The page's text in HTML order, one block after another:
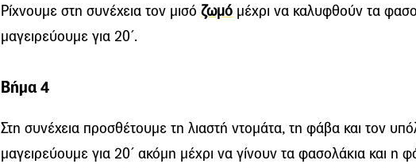
Ρίχνουμε στη συνέχεια τον μισό ζωμό μέχρι να καλυφθούν τα
μαγειρεύουμε για 20΄.
Βήμα 4
Στη συνέχεια προσθέτουμε τη λιαστή ντομάτα, τη φάβα και τον
μαγειρεύουμε για 20΄ ακόμη μέχρι να γίνουν τα φασολάκια και η